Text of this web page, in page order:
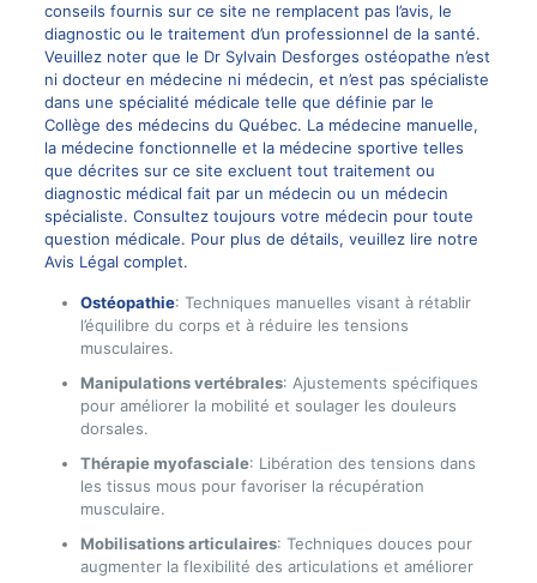
conseils fournis sur ce site ne remplacent pas l’avis, le
diagnostic ou le traitement d’un professionnel de la santé.
Veuillez noter que le Dr Sylvain Desforges ostéopathe n’est
ni docteur en médecine ni médecin, et n’est pas spécialiste
dans une spécialité médicale telle que définie par le
Collège des médecins du Québec. La médecine manuelle,
la médecine fonctionnelle et la médecine sportive telles
que décrites sur ce site excluent tout traitement ou
diagnostic médical fait par un médecin ou un médecin
spécialiste. Consultez toujours votre médecin pour toute
question médicale. Pour plus de détails, veuillez lire notre
Avis Légal complet.
Ostéopathie: Techniques manuelles visant à rétablir
l’équilibre du corps et à réduire les tensions
musculaires.
Manipulations vertébrales: Ajustements spécifiques
pour améliorer la mobilité et soulager les douleurs
dorsales.
Thérapie myofasciale: Libération des tensions dans
les tissus mous pour favoriser la récupération
musculaire.
Mobilisations articulaires: Techniques douces pour
augmenter la flexibilité des articulations et améliorer